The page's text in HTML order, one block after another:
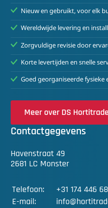
Nieuw en gebruikt, voor elk
Wereldwijde levering en
Zorgvuldige revisie door
Korte levertijden en snelle
Goed georganiseerde
Meer over DS Hortitrade
Contactgegevens
Havenstraat 49
2681 LC Monster
Telefoon:
+31 174 446
E-mail: